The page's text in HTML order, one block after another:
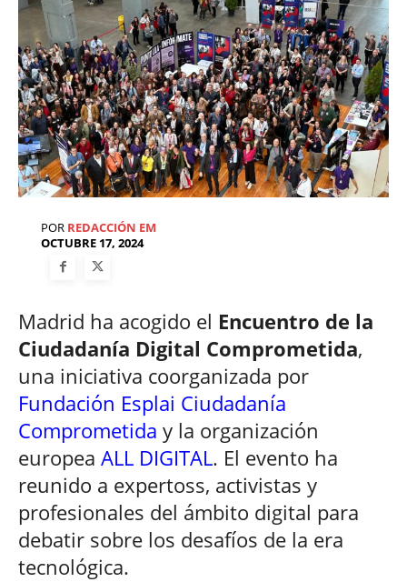
POR REDACCIÓN EM
OCTUBRE 17, 2024
Madrid ha acogido el Encuentro de la
Ciudadanía Digital Comprometida,
una iniciativa coorganizada por
Fundación Esplai Ciudadanía
Comprometida y la organización
europea ALL DIGITAL. El evento ha
reunido a expertoss, activistas y
profesionales del ámbito digital para
debatir sobre los desafíos de la era
tecnológica.